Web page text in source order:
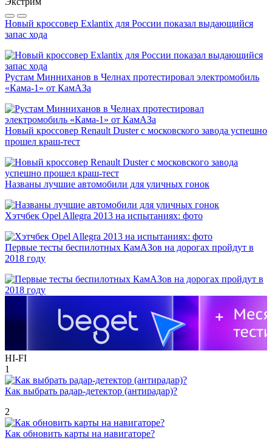
Новый кроссовер Exlantix для России показал выдающийся
запас хода
Рустам Минниханов в Челнах протестировал электромобиль
«Кама-1» от КамАЗа
Новый кроссовер Renault Duster с московского завода успешно
прошел краш-тест
Названы лучшие автомобили для уличных гонок
Хэтчбек Opel Allegra 2013 на испытаниях: фото
Первые тесты беспилотных КамАЗов на дорогах пройдут в
2018 году
HI-FI
1
Как выбрать радар-детектор (антирадар)?
2
Как обновить карты на навигаторе?